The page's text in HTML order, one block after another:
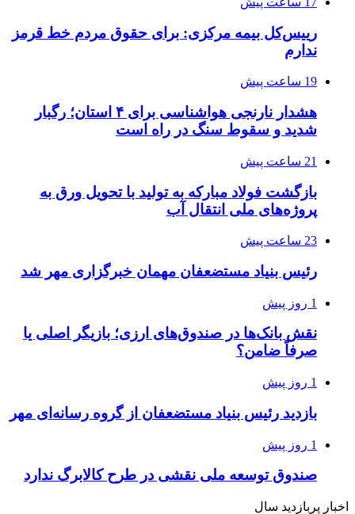
رییس‌کل بیمه مرکزی: برای حقوق مردم خط قرمز
ندارم
19 ساعت پیش
هشدار نارنجی هواشناسی برای ۴ استان؛ رگبار
شدید و سقوط سنگ در راه است
21 ساعت پیش
بازگشت فولاد مبارکه به تولید با تحویل ورق به
پروژه‌های ملی انتقال آب
23 ساعت پیش
رئیس بنیاد مستضعفان مهمان خبرگزاری مهر شد
1 روز پیش
نقش بانک‌ها در صندوق‌های ارزی؛ بازیگر اصلی یا
صرفاً ضامن؟
1 روز پیش
بازدید رئیس بنیاد مستضعفان از گروه رسانه‌ای مهر
1 روز پیش
صندوق توسعه ملی نقشی در طرح کالابرگ ندارد
اخبار پربازدید سال